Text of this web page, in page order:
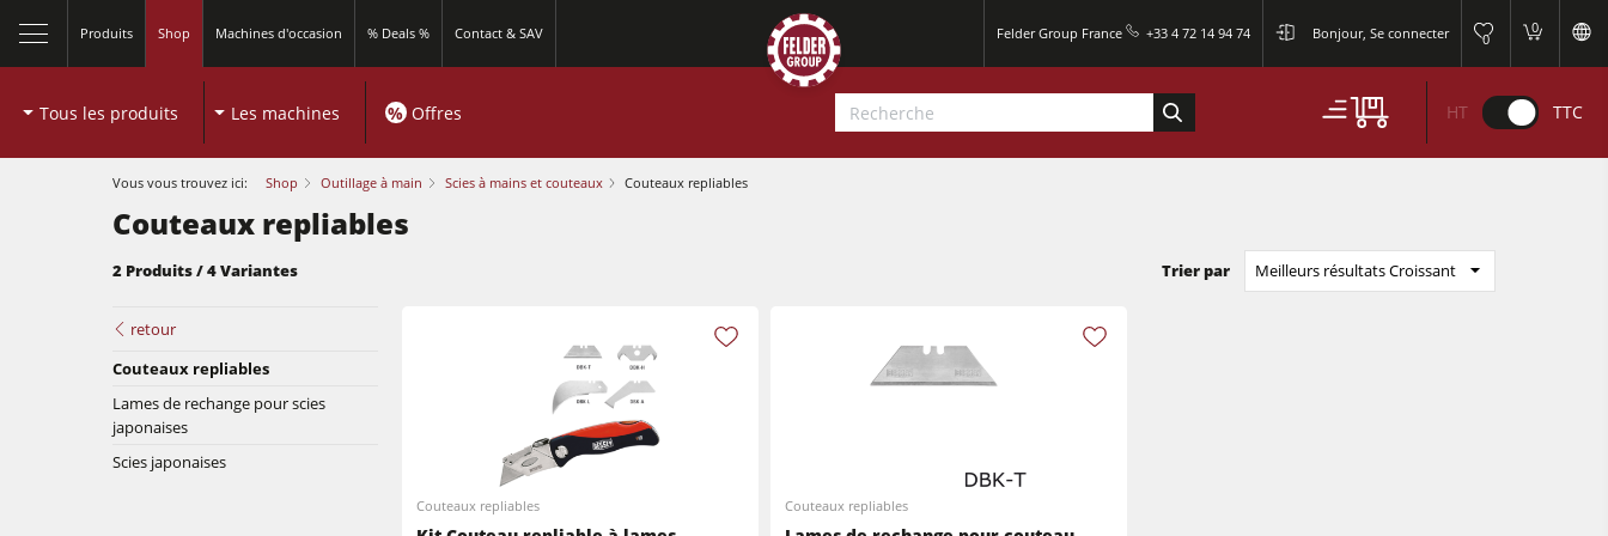
Produits Shop Machines d'occasion % Deals % Contact & SAV Felder Group France +33 4 72 14 94 74 Bonjour, Se connecter 0
0
Raboteuses-dégauchisseuses
Toupies Scies circulaires-toupies
Centres d’usinage-CNC
Scies à format Raboteuses-dégauchisseuses
Toupies
Tous les produits Les machines % Offres HT TTC
Vous vous trouvez ici: Shop Outillage à main Scies à mains et couteaux Couteaux repliables
Couteaux repliables
2 Produits / 4 Variantes Trier par Meilleurs résultats Croissant
retour
Couteaux repliables
Lames de rechange pour scies
japonaises
Scies japonaises
Couteaux repliables Couteaux repliables